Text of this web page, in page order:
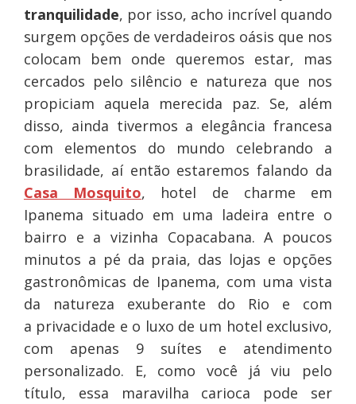
tranquilidade, por isso, acho incrível quando
surgem opções de verdadeiros oásis que nos
colocam bem onde queremos estar, mas
cercados pelo silêncio e natureza que nos
propiciam aquela merecida paz. Se, além
disso, ainda tivermos a elegância francesa
com elementos do mundo celebrando a
brasilidade, aí então estaremos falando da
Casa Mosquito, hotel de charme em
Ipanema situado em uma ladeira entre o
bairro e a vizinha Copacabana. A poucos
minutos a pé da praia, das lojas e opções
gastronômicas de Ipanema, com uma vista
da natureza exuberante do Rio e com
a privacidade e o luxo de um hotel exclusivo,
com apenas 9 suítes e atendimento
personalizado. E, como você já viu pelo
título, essa maravilha carioca pode ser